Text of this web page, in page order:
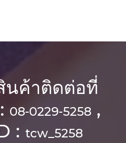
นค้าติดต่อที่
08-0229-5258,
: tcw_5258